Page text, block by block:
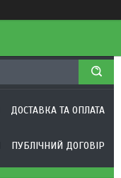
ДОСТАВКА ТА ОПЛАТА
ПУБЛІЧНИЙ ДОГОВІР